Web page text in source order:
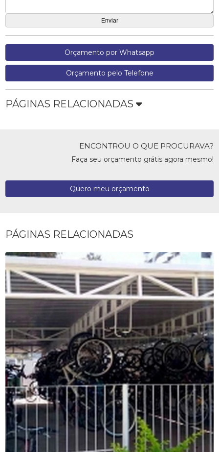
Orçamento por Whatsapp
Orçamento pelo Telefone
PÁGINAS RELACIONADAS
ENCONTROU O QUE PROCURAVA?
Faça seu orçamento grátis agora mesmo!
Quero meu orçamento
PÁGINAS RELACIONADAS